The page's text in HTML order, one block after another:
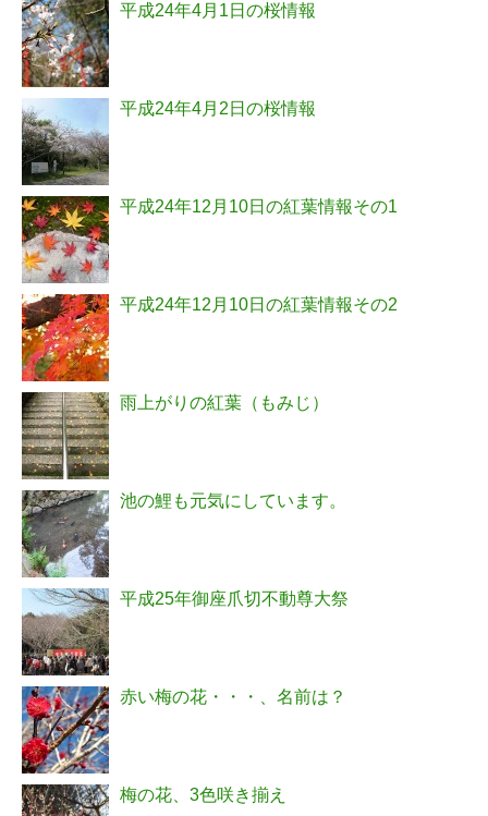
平成24年4月1日の桜情報
平成24年4月2日の桜情報
平成24年12月10日の紅葉情報その1
平成24年12月10日の紅葉情報その2
雨上がりの紅葉（もみじ）
池の鯉も元気にしています。
平成25年御座爪切不動尊大祭
赤い梅の花・・・、名前は？
梅の花、3色咲き揃え